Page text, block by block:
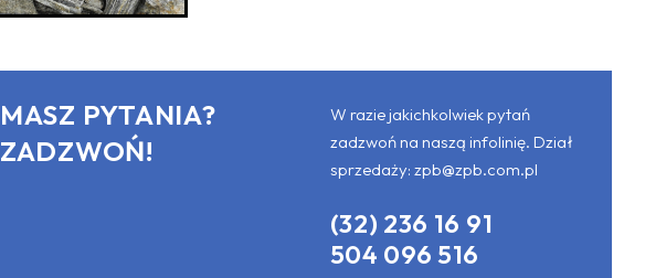
MASZ PYTANIA?
ZADZWOŃ!
W razie jakichkolwiek pytań
zadzwoń na naszą infolinię. Dział
sprzedaży: zpb@zpb.com.pl
(32) 236 16 91
504 096 516